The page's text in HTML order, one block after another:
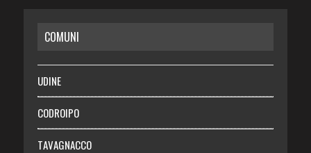
RISPARMIO
SALUTE
Necrologie
Chi siamo
COMUNI
UDINE
CODROIPO
TAVAGNACCO